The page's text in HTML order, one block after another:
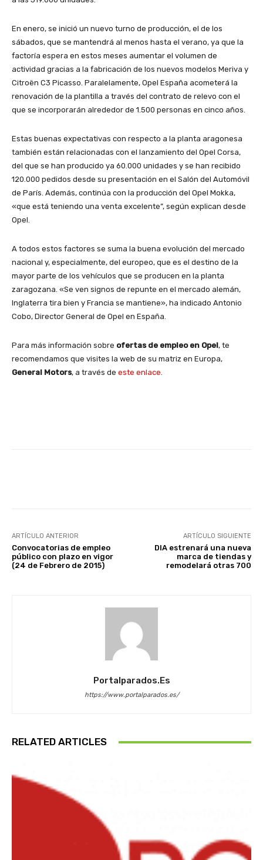
En enero, se inició un nuevo turno de producción, el de los
sábados, que se mantendrá al menos hasta el verano, ya que la
factoría espera en estos meses aumentar el volumen de
actividad gracias a la fabricación de los nuevos modelos Meriva y
Citroën C3 Picasso. Paralelamente, Opel España acometerá la
renovación de la plantilla a través del contrato de relevo con el
que se incorporarán alrededor de 1.500 personas en cinco años.
Estas buenas expectativas con respecto a la planta aragonesa
también están relacionadas con el lanzamiento del Opel Corsa,
del que se han producido ya 60.000 unidades y se han recibido
120.000 pedidos desde su presentación en el Salón del Automóvil
de París. Además, continúa con la producción del Opel Mokka,
«que está teniendo una venta excelente”, según explican desde
Opel.
A todos estos factores se suma la buena evolución del mercado
nacional y, especialmente, del europeo, que es el destino de la
mayor parte de los vehículos que se producen en la planta
zaragozana. «Se ven signos de repunte en el mercado alemán,
Inglaterra tira bien y Francia se mantiene», ha indicado Antonio
Cobo, Director General de Opel en España.
Para más información sobre ofertas de empleo en Opel, te
recomendamos que visites la web de su matriz en Europa,
General Motors, a través de este enlace.
ARTÍCULO ANTERIOR
Convocatorias de empleo
público con plazo en vigor
(24 de Febrero de 2015)
ARTÍCULO SIGUIENTE
DIA estrenará una nueva
marca de tiendas y
remodelará otras 700
Portalparados.es
https://www.portalparados.es/
RELATED ARTICLES